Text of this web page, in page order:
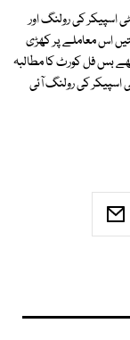
اسپیکر کی رولنگ اور
اس معاملے پر کھڑی
بس فل کورٹ کا مطالبہ
کی رولنگ آئی